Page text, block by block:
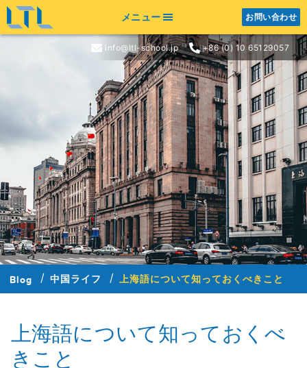
メニュー お問い合わせ
info@ltl-school.jp +86 (0) 10 65129057
Blog 中国ライフ 上海語について知っておくべきこと
上海語について知っておくべ
きこと